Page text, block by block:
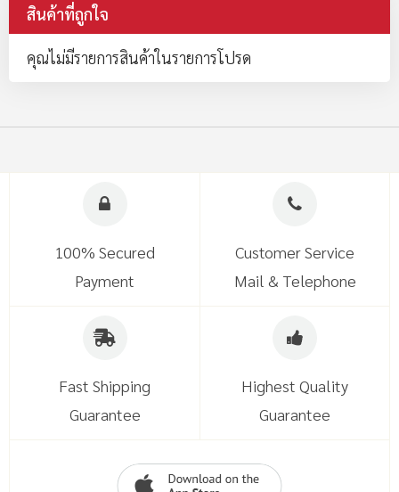
สินค้าที่ถูกใจ
คุณไม่มีรายการสินค้าในรายการโปรด
100% Secured
Payment
Customer Service
Mail & Telephone
Fast Shipping
Guarantee
Highest Quality
Guarantee